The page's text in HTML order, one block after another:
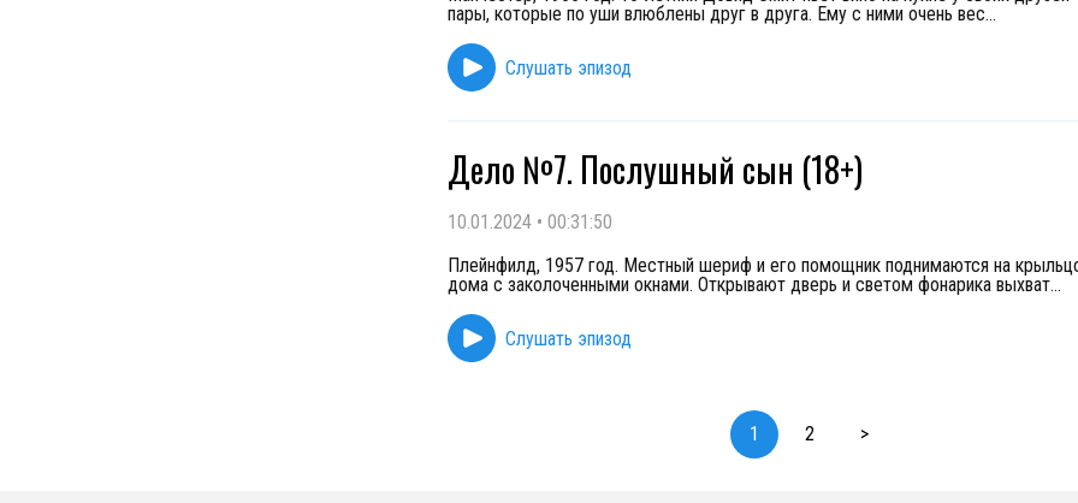
пары, которые по уши влюблены друг в друга. Ему с ними очень вес...
Слушать эпизод
Дело №7. Послушный сын (18+)
10.01.2024 • 00:31:50
Плейнфилд, 1957 год. Местный шериф и его помощник поднимаются на
дома с заколоченными окнами. Открывают дверь и светом фонарика выхват...
Слушать эпизод
1 2 >